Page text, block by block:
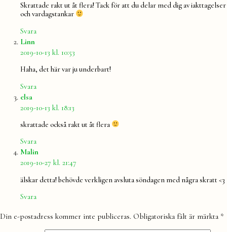
Skrattade rakt ut åt flera! Tack för att du delar med dig av iakttagelser
och vardagstankar
Svara
Linn
2019-10-13 kl. 10:53
Haha, det här var ju underbart!
Svara
elsa
2019-10-13 kl. 18:13
skrattade också rakt ut åt flera
Svara
Malin
2019-10-27 kl. 21:47
älskar detta! behövde verkligen avsluta söndagen med några skratt <3
Svara
Lämna
Din e-postadress kommer inte publiceras. Obligatoriska fält är märkta *